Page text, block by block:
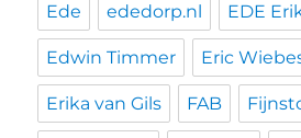
Ede ededorp.nl EDE
Edwin Timmer Eric
Erika van Gils FAB